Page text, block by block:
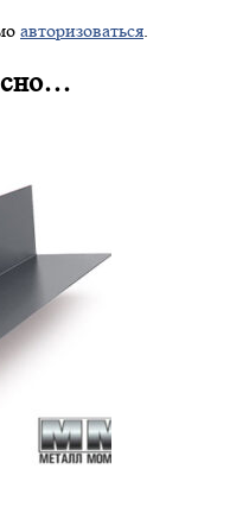
авторизоваться